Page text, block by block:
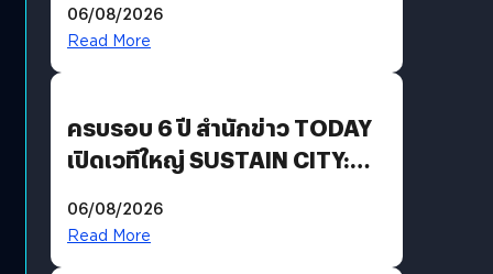
Revenue เร่งเครื่อง New
06/08/2026
Read More
ครบรอบ 6 ปี สำนักข่าว TODAY
เปิดเวทีใหญ่ SUSTAIN CITY:
แนวทางปรับตัวสู่เศรษฐกิจสี
06/08/2026
Read More